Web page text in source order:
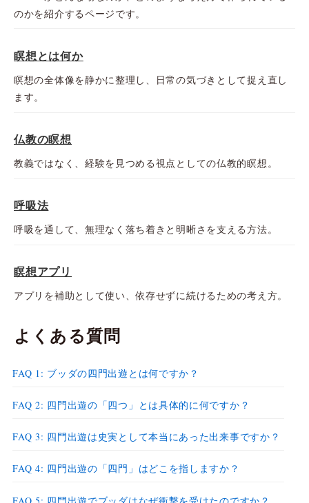
のかを紹介するページです。
瞑想とは何か
瞑想の全体像を静かに整理し、日常の気づきとして捉え直し
ます。
仏教の瞑想
教義ではなく、経験を見つめる視点としての仏教的瞑想。
呼吸法
呼吸を通して、無理なく落ち着きと明晰さを支える方法。
瞑想アプリ
アプリを補助として使い、依存せずに続けるための考え方。
よくある質問
FAQ 1: ブッダの四門出遊とは何ですか？
FAQ 2: 四門出遊の「四つ」とは具体的に何ですか？
FAQ 3: 四門出遊は史実として本当にあった出来事ですか？
FAQ 4: 四門出遊の「四門」はどこを指しますか？